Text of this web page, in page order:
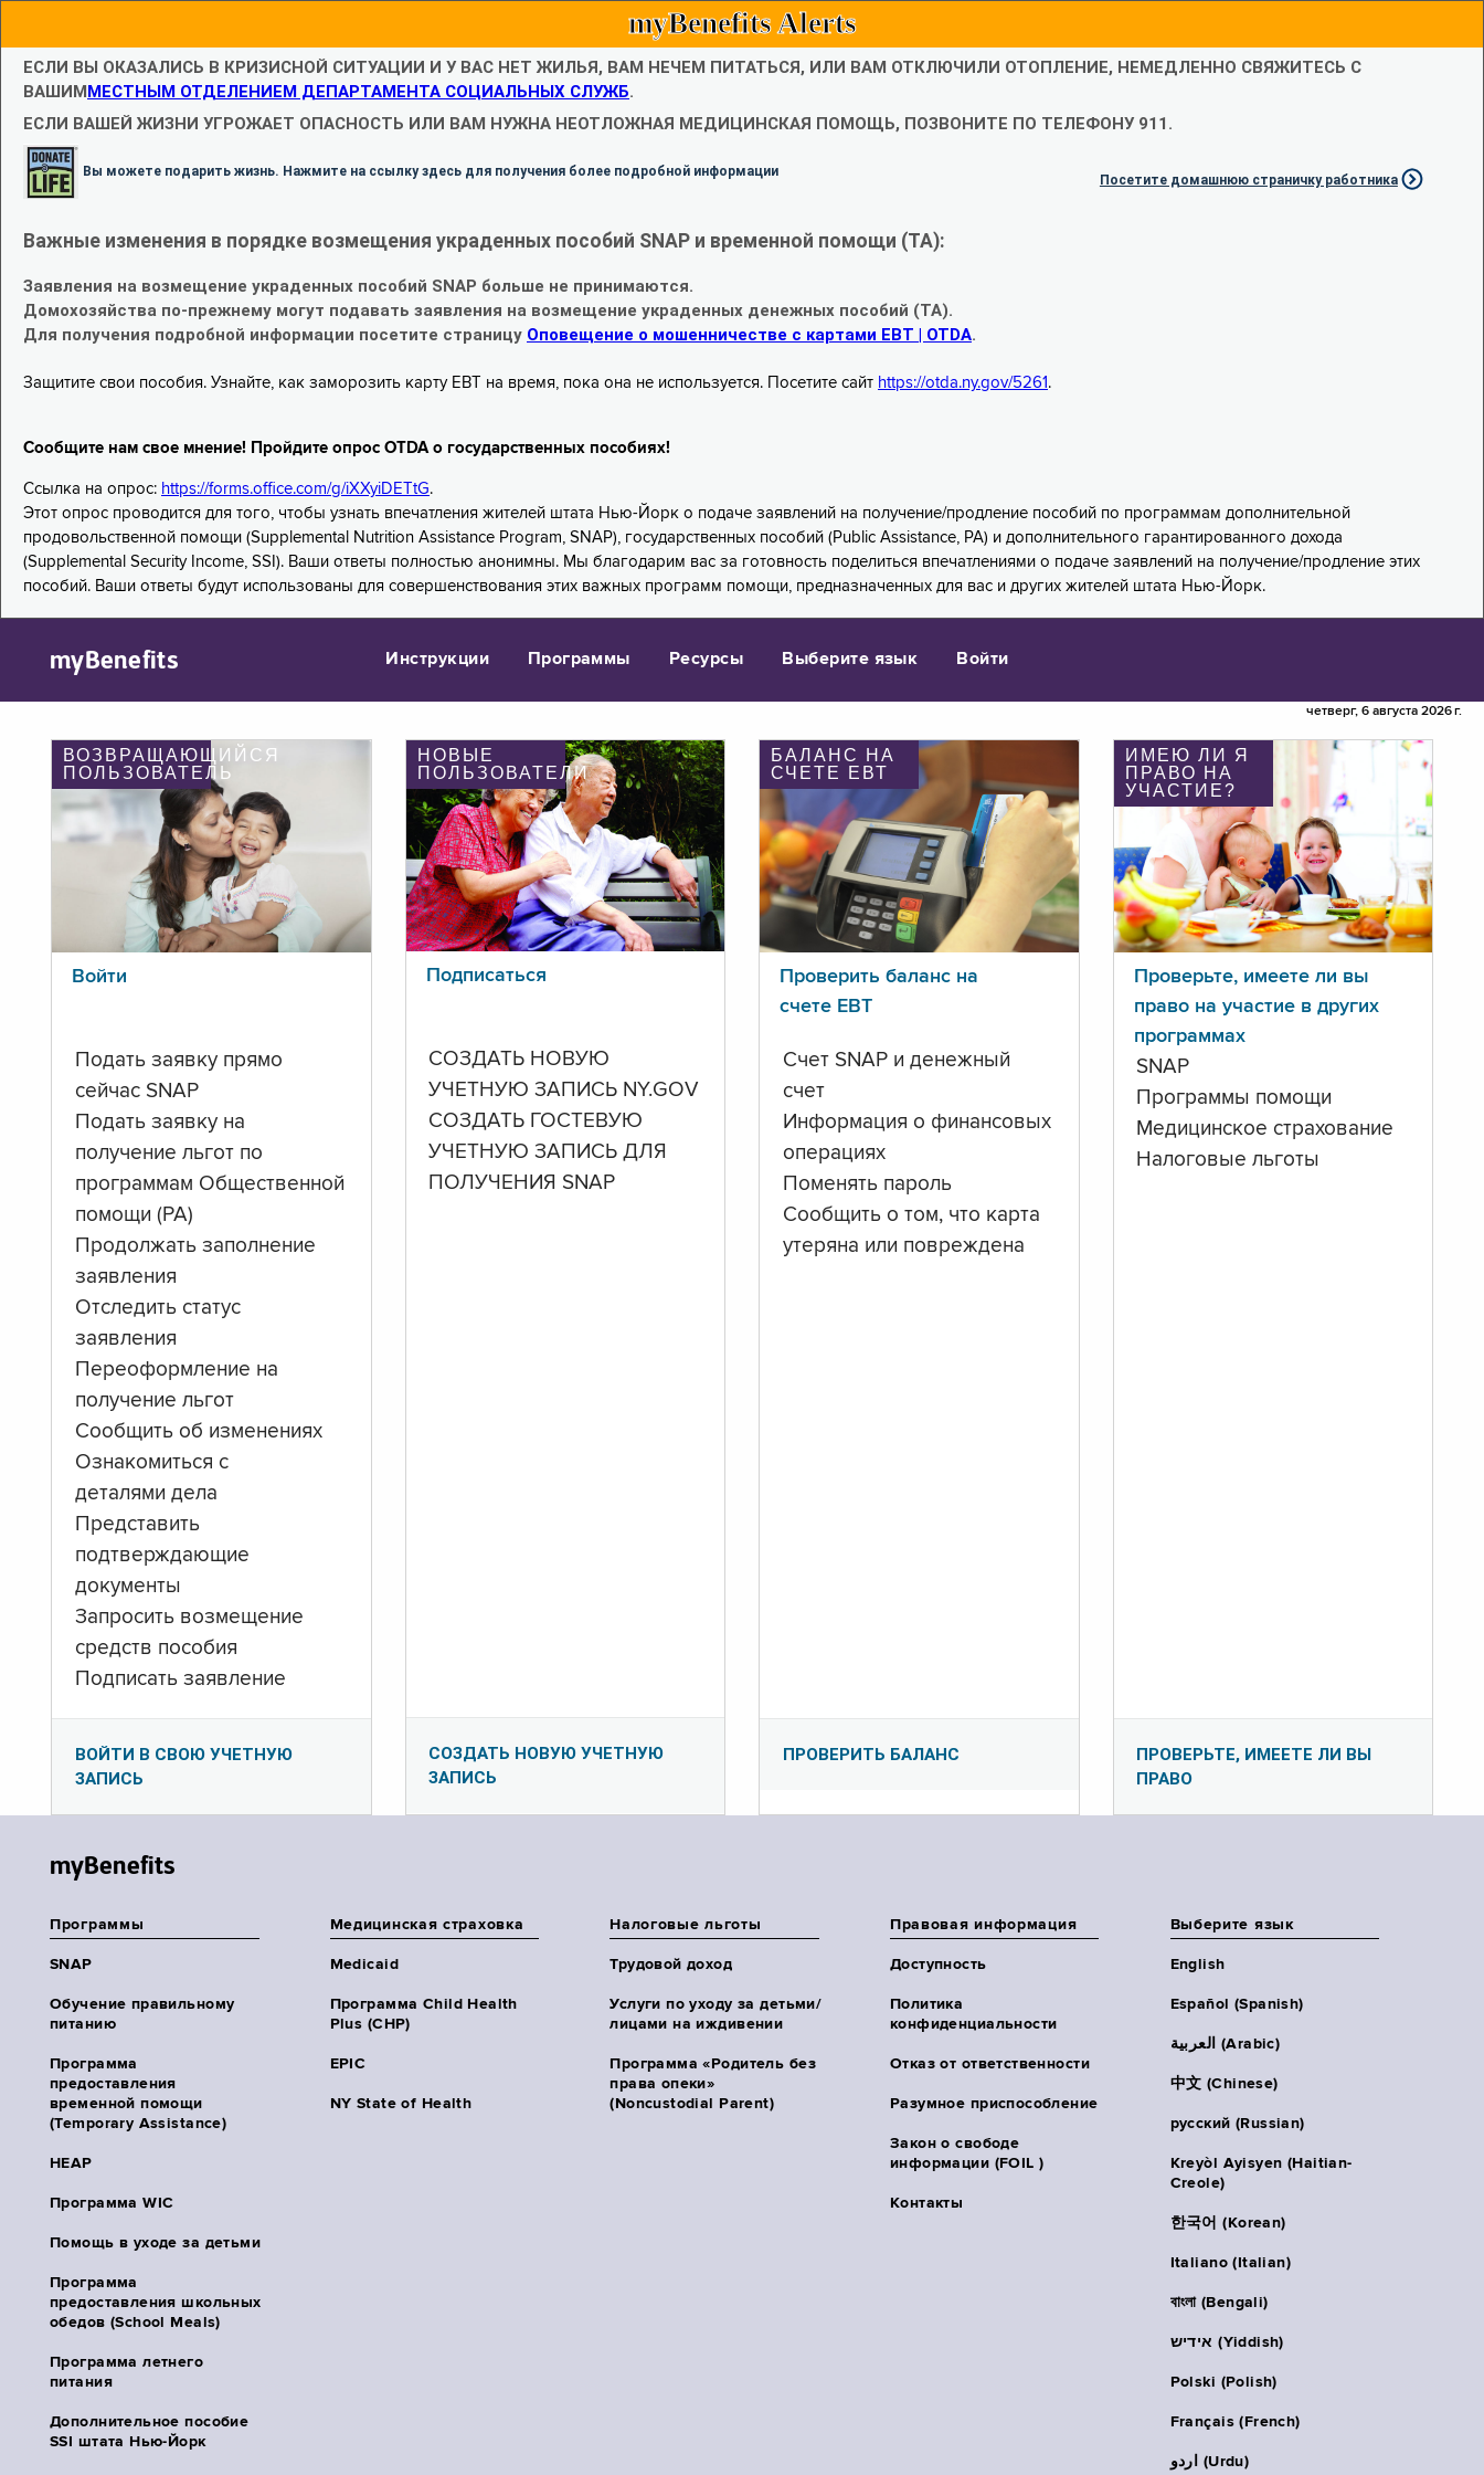
myBenefits Alerts
ЕСЛИ ВЫ ОКАЗАЛИСЬ В КРИЗИСНОЙ СИТУАЦИИ И У ВАС НЕТ ЖИЛЬЯ, ВАМ НЕЧЕМ ПИТАТЬСЯ, ИЛИ ВАМ ОТКЛЮЧИЛИ ОТОПЛЕНИЕ, НЕМЕДЛЕННО СВЯЖИТЕСЬ С
ВАШИММЕСТНЫМ ОТДЕЛЕНИЕМ ДЕПАРТАМЕНТА СОЦИАЛЬНЫХ СЛУЖБ.
ЕСЛИ ВАШЕЙ ЖИЗНИ УГРОЖАЕТ ОПАСНОСТЬ ИЛИ ВАМ НУЖНА НЕОТЛОЖНАЯ МЕДИЦИНСКАЯ ПОМОЩЬ, ПОЗВОНИТЕ ПО ТЕЛЕФОНУ 911.
Вы можете подарить жизнь. Нажмите на ссылку здесь для получения более подробной информации
Посетите домашнюю страничку работника
Важные изменения в порядке возмещения украденных пособий SNAP и временной помощи (TA):
Заявления на возмещение украденных пособий SNAP больше не принимаются.
Домохозяйства по-прежнему могут подавать заявления на возмещение украденных денежных пособий (TA).
Для получения подробной информации посетите страницу Оповещение о мошенничестве с картами EBT | OTDA.
Защитите свои пособия. Узнайте, как заморозить карту EBT на время, пока она не используется. Посетите сайт https://otda.ny.gov/5261 .
Сообщите нам свое мнение! Пройдите опрос OTDA о государственных пособиях!
Ссылка на опрос: https://forms.office.com/g/iXXyiDETtG.
Этот опрос проводится для того, чтобы узнать впечатления жителей штата Нью-Йорк о подаче заявлений на получение/продление пособий по программам дополнительной
продовольственной помощи (Supplemental Nutrition Assistance Program, SNAP), государственных пособий (Public Assistance, PA) и дополнительного гарантированного дохода
(Supplemental Security Income, SSI). Ваши ответы полностью анонимны. Мы благодарим вас за готовность поделиться впечатлениями о подаче заявлений на получение/продление этих
пособий. Ваши ответы будут использованы для совершенствования этих важных программ помощи, предназначенных для вас и других жителей штата Нью-Йорк.
myBenefits Инструкции Программы Ресурсы Выберите язык Войти
четверг, 6 августа 2026 г.
ВОЗВРАЩАЮЩИЙСЯ
ПОЛЬЗОВАТЕЛЬ
Войти
Подать заявку прямо
сейчас SNAP
Подать заявку на
получение льгот по
программам Общественной
помощи (PA)
Продолжать заполнение
заявления
Отследить статус
заявления
Переоформление на
получение льгот
Сообщить об изменениях
Ознакомиться с
деталями дела
Представить
подтверждающие
документы
Запросить возмещение
средств пособия
Подписать заявление
ВОЙТИ В СВОЮ УЧЕТНУЮ
ЗАПИСЬ
НОВЫЕ
ПОЛЬЗОВАТЕЛИ
Подписаться
СОЗДАТЬ НОВУЮ
УЧЕТНУЮ ЗАПИСЬ NY.GOV
СОЗДАТЬ ГОСТЕВУЮ
УЧЕТНУЮ ЗАПИСЬ ДЛЯ
ПОЛУЧЕНИЯ SNAP
СОЗДАТЬ НОВУЮ УЧЕТНУЮ
ЗАПИСЬ
БАЛАНС НА
СЧЕТЕ ЕВТ
Проверить баланс на
счете ЕВТ
Счет SNAP и денежный
счет
Информация о финансовых
операциях
Поменять пароль
Сообщить о том, что карта
утеряна или повреждена
ПРОВЕРИТЬ БАЛАНС
ИМЕЮ ЛИ Я
ПРАВО НА
УЧАСТИЕ?
Проверьте, имеете ли вы
право на участие в других
программах
SNAP
Программы помощи
Медицинское страхование
Налоговые льготы
ПРОВЕРЬТЕ, ИМЕЕТЕ ЛИ ВЫ
ПРАВО
myBenefits
Программы
SNAP
Обучение правильному
питанию
Программа
предоставления
временной помощи
(Temporary Assistance)
HEAP
Программа WIC
Помощь в уходе за детьми
Программа
предоставления школьных
обедов (School Meals)
Программа летнего
питания
Дополнительное пособие
SSI штата Нью-Йорк
Медицинская страховка
Medicaid
Программа Child Health
Plus (CHP)
EPIC
NY State of Health
Налоговые льготы
Трудовой доход
Услуги по уходу за детьми/
лицами на иждивении
Программа «Родитель без
права опеки»
(Noncustodial Parent)
Правовая информация
Доступность
Политика
конфиденциальности
Отказ от ответственности
Разумное приспособление
Закон о свободе
информации (FOIL )
Контакты
Выберите язык
English
Español (Spanish)
العربية (Arabic)
中文 (Chinese)
русский (Russian)
Kreyòl Ayisyen (Haitian-
Creole)
한국어 (Korean)
Italiano (Italian)
বাংলা (Bengali)
אידיש (Yiddish)
Polski (Polish)
Français (French)
اردو (Urdu)